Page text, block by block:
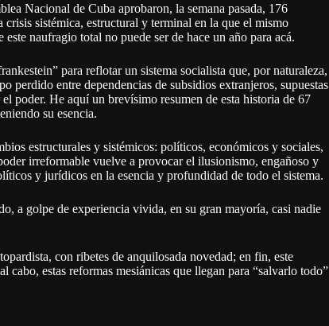
Nacional de Cuba aprobaron, la semana pasada, 176
sistémica, estructural y terminal en la que el mismo
naufragio total no puede ser de hace un año para acá.
para reflotar un sistema socialista que, por naturaleza,
perdido entre dependencias de subsidios extranjeros, supuestas
poder. He aquí un brevísimo resumen de esta historia de 67
su esencia.
estructurales y sistémicos: políticos, económicos y sociales,
irreformable vuelve a provocar el ilusionismo, engañoso y
y jurídicos en la esencia y profundidad de todo el sistema.
a golpe de experiencia vivida, en su gran mayoría, casi nadie
con ribetes de anquilosada novedad; en fin, este
estas reformas mesiánicas que llegan para “salvarlo todo”